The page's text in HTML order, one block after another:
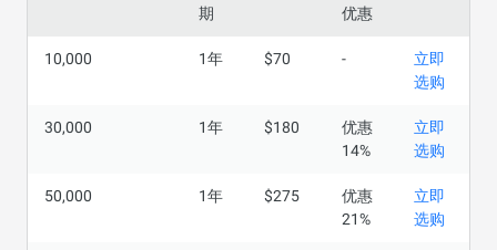
期
优惠
10,000 1年 $70 -
立即
选购
30,000 1年 $180
优惠
14%
立即
选购
50,000 1年 $275
优惠
21%
立即
选购